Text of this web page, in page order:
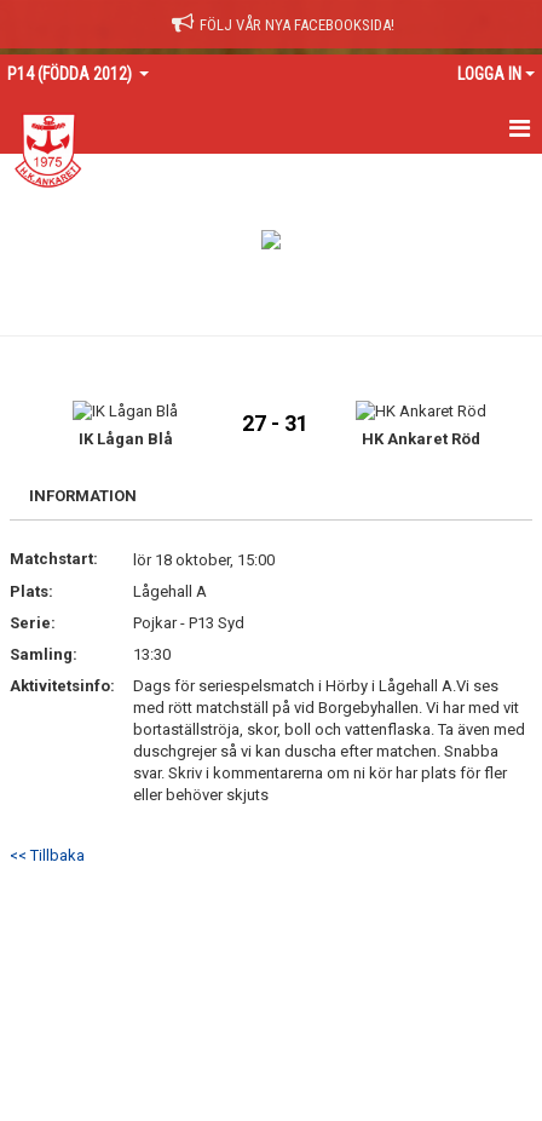
FÖLJ VÅR NYA FACEBOOKSIDA!
P14 (FÖDDA 2012) LOGGA IN
HEM
BILDGALLERI
DOKUMENT
IK Lågan Blå
27 - 31
HK Ankaret Röd
INFORMATION
Matchstart:
lör 18 oktober, 15:00
Plats:
Lågehall A
Serie:
Pojkar - P13 Syd
Samling:
13:30
Aktivitetsinfo:
Dags för seriespelsmatch i Hörby i Lågehall A.Vi ses
med rött matchställ på vid Borgebyhallen. Vi har med vit
bortaställströja, skor, boll och vattenflaska. Ta även med
duschgrejer så vi kan duscha efter matchen. Snabba
svar. Skriv i kommentarerna om ni kör har plats för fler
eller behöver skjuts
<< Tillbaka